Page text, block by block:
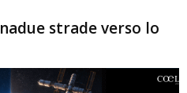
strade verso lo